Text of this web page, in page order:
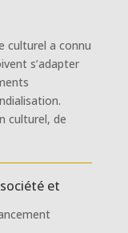
culturel a connu
s’adapter
culturel, de
et